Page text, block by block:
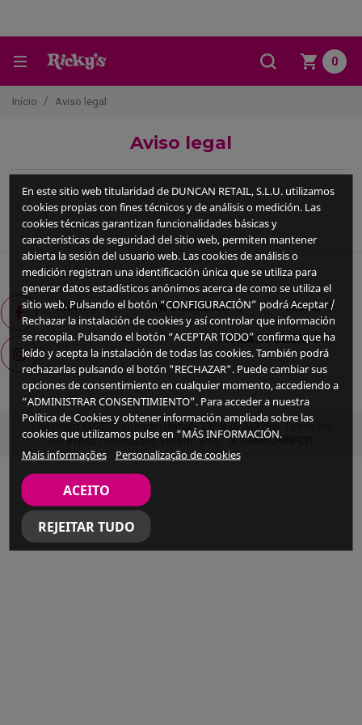
0
Início Aviso legal
Aviso legal
LEGALadd
INFORMACIÓNadd
RICKY'Sadd
ÁREA DE CLIENTEadd
Facebook
Instagram
En este sitio web titularidad de DUNCAN RETAIL, S.L.U. utilizamos
cookies propias con fines técnicos y de análisis o medición. Las
cookies técnicas garantizan funcionalidades básicas y
características de seguridad del sitio web, permiten mantener
abierta la sesión del usuario web. Las cookies de análisis o
medición registran una identificación única que se utiliza para
generar datos estadísticos anónimos acerca de como se utiliza el
sitio web. Pulsando el botón “CONFIGURACIÓN” podrá Aceptar /
Rechazar la instalación de cookies y así controlar que información
se recopila. Pulsando el botón “ACEPTAR TODO” confirma que ha
leído y acepta la instalación de todas las cookies. También podrá
rechazarlas pulsando el botón "RECHAZAR". Puede cambiar sus
opciones de consentimiento en cualquier momento, accediendo a
“ADMINISTRAR CONSENTIMIENTO”. Para acceder a nuestra
Política de Cookies y obtener información ampliada sobre las
cookies que utilizamos pulse en “MÁS INFORMACIÓN.
Mais informações
Personalização de cookies
REJEITAR TUDO
ACEITO
Copyright © 2026 Duncan Retail - CIF B76709765. Todos los
derechos reservados. Diseño web: